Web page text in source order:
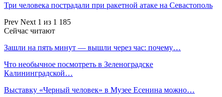
Три человека пострадали при ракетной атаке на Севастополь
Prev Next 1 из 1 185
Сейчас читают
Зашли на пять минут — вышли через час: почему…
Что необычное посмотреть в Зеленоградске
Калининградской…
Выставку «Черный человек» в Музее Есенина можно…